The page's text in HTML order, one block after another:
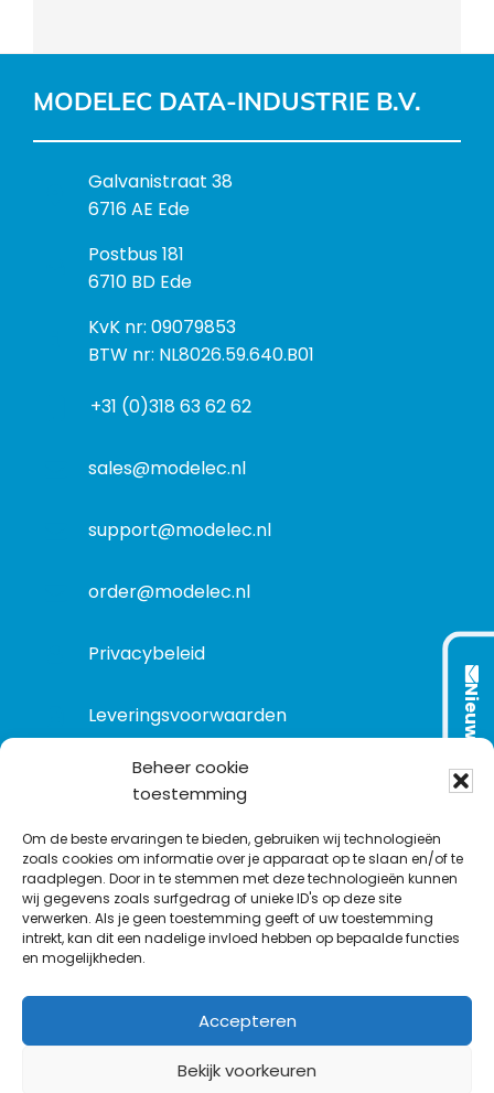
Beheer cookie
toestemming
Om de beste ervaringen te bieden, gebruiken wij technologieën
zoals cookies om informatie over je apparaat op te slaan en/of te
raadplegen. Door in te stemmen met deze technologieën kunnen
wij gegevens zoals surfgedrag of unieke ID's op deze site
verwerken. Als je geen toestemming geeft of uw toestemming
intrekt, kan dit een nadelige invloed hebben op bepaalde functies
en mogelijkheden.
Accepteren
Bekijk voorkeuren
MODELEC DATA-INDUSTRIE B.V.
B
e
o
e
k
a
r
Galvanistraat 38
6716 AE Ede
P
o
t
a
s
Postbus 181
6710 BD Ede
I
n
o
m
KvK nr: 09079853
BTW nr: NL8026.59.640.B01
+31 (0)318 63 62 62
sales@modelec.nl
support@modelec.nl
order@modelec.nl
Privacybeleid
Leveringsvoorwaarden
L
i
n
e
T
w
i
t
F
a
c
b
o
o
k
Y
o
u
u
b
C
o
n
a
Nieuwsbrief